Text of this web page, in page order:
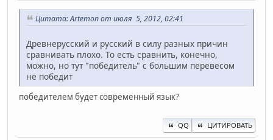
Цитата: Artemon от июля 5, 2012, 02:41
Древнерусский и русский в силу разных причин
сравнивать плохо. То есть сравнить, конечно,
можно, но тут "победитель" с большим перевесом
не победит
победителем будет современный язык?
QQ ЦИТИРОВАТЬ